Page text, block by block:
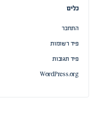
כלים
התחבר
פיד רשומות
פיד תגובות
WordPress.org